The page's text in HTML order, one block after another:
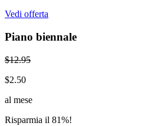
Vedi offerta
Piano biennale
$12.95
$2.50
al mese
Risparmia il 81%!